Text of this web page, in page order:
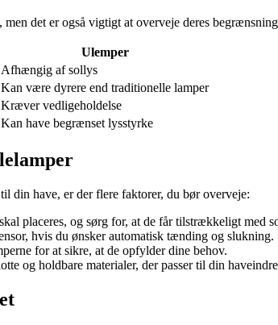
men det er også vigtigt at overveje deres
Ulemper
Afhængig af sollys
Kan være dyrere end traditionelle lamper
Kræver vedligeholdelse
Kan have begrænset lysstyrke
din have, er der flere faktorer, du bør overveje:
placeres, og sørg for, at de får tilstrækkeligt med
hvis du ønsker automatisk tænding og slukning.
for at sikre, at de opfylder dine behov.
og holdbare materialer, der passer til din